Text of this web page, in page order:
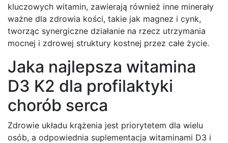
kluczowych witamin, zawierają również inne minerały
ważne dla zdrowia kości, takie jak magnez i cynk,
tworząc synergiczne działanie na rzecz utrzymania
mocnej i zdrowej struktury kostnej przez całe życie.
Jaka najlepsza witamina
D3 K2 dla profilaktyki
chorób serca
Zdrowie układu krążenia jest priorytetem dla wielu
osób, a odpowiednia suplementacja witaminami D3 i